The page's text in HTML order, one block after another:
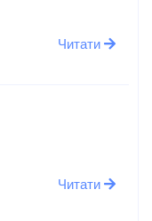
Читати
Читати